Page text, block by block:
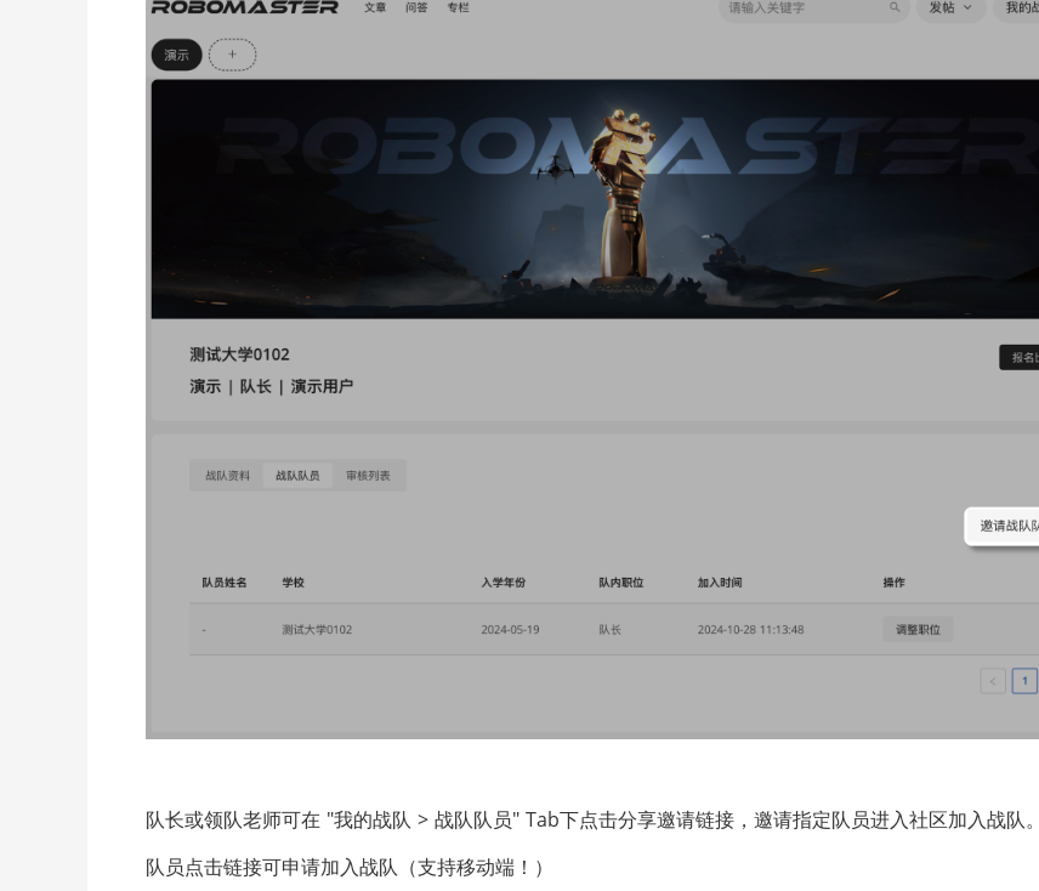
队长或领队老师可在 "我的战队 > 战队队员" Tab下点击分享邀请链接，邀请指定队员进入社区加入战队。
队员点击链接可申请加入战队（支持移动端！）